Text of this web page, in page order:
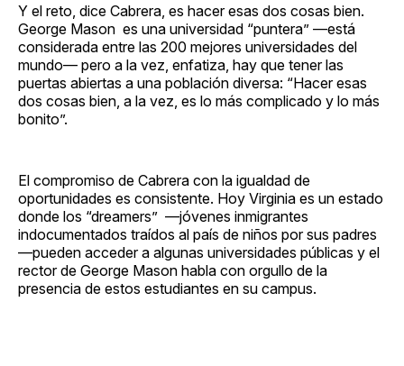
Y el reto, dice Cabrera, es hacer esas dos cosas bien.
George Mason es una universidad “puntera” —está
considerada entre las 200 mejores universidades del
mundo— pero a la vez, enfatiza, hay que tener las
puertas abiertas a una población diversa: “Hacer esas
dos cosas bien, a la vez, es lo más complicado y lo más
bonito”.
El compromiso de Cabrera con la igualdad de
oportunidades es consistente. Hoy Virginia es un estado
donde los “dreamers” —jóvenes inmigrantes
indocumentados traídos al país de niños por sus padres
—pueden acceder a algunas universidades públicas y el
rector de George Mason habla con orgullo de la
presencia de estos estudiantes en su campus.